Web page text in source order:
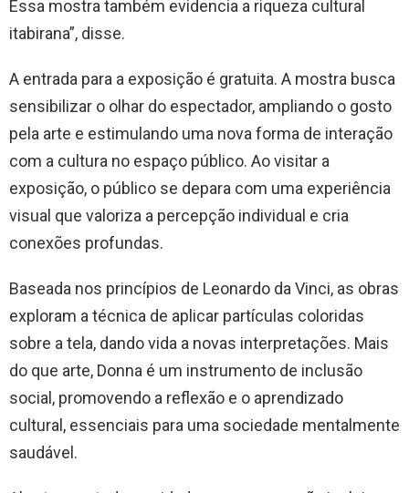
Essa mostra também evidencia a riqueza cultural
itabirana”, disse.
A entrada para a exposição é gratuita. A mostra busca
sensibilizar o olhar do espectador, ampliando o gosto
pela arte e estimulando uma nova forma de interação
com a cultura no espaço público. Ao visitar a
exposição, o público se depara com uma experiência
visual que valoriza a percepção individual e cria
conexões profundas.
Baseada nos princípios de Leonardo da Vinci, as obras
exploram a técnica de aplicar partículas coloridas
sobre a tela, dando vida a novas interpretações. Mais
do que arte, Donna é um instrumento de inclusão
social, promovendo a reflexão e o aprendizado
cultural, essenciais para uma sociedade mentalmente
saudável.